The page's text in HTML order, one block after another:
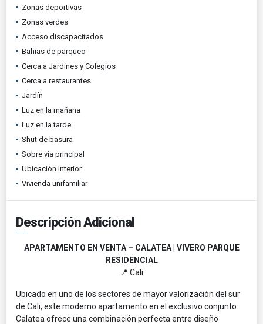
Zonas deportivas
Zonas verdes
Acceso discapacitados
Bahias de parqueo
Cerca a Jardines y Colegios
Cerca a restaurantes
Jardín
Luz en la mañana
Luz en la tarde
Shut de basura
Sobre vía principal
Ubicación Interior
Vivienda unifamiliar
Descripción Adicional
APARTAMENTO EN VENTA – CALATEA | VIVERO PARQUE
RESIDENCIAL
📍 Cali
Ubicado en uno de los sectores de mayor valorización del sur
de Cali, este moderno apartamento en el exclusivo conjunto
Calatea ofrece una combinación perfecta entre diseño